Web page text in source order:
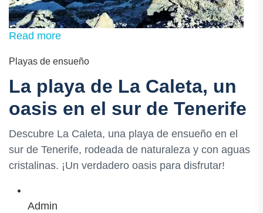
Read more
Playas de ensueño
La playa de La Caleta, un
oasis en el sur de Tenerife
Descubre La Caleta, una playa de ensueño en el
sur de Tenerife, rodeada de naturaleza y con aguas
cristalinas. ¡Un verdadero oasis para disfrutar!
Admin